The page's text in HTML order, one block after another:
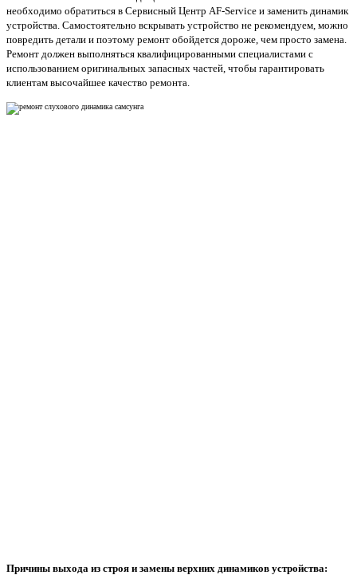
необходимо обратиться в Сервисный Центр AF-Service и заменить динамик
устройства. Самостоятельно вскрывать устройство не рекомендуем, можно
повредить детали и поэтому ремонт обойдется дороже, чем просто замена.
Ремонт должен выполняться квалифицированными специалистами с
использованием оригинальных запасных частей, чтобы гарантировать
клиентам высочайшее качество ремонта.
Причины выхода из строя и замены верхних динамиков устройства: